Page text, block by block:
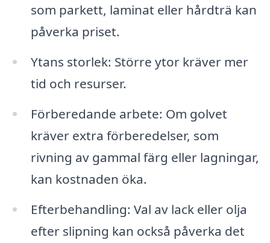
som parkett, laminat eller hårdträ kan
påverka priset.
Ytans storlek: Större ytor kräver mer
tid och resurser.
Förberedande arbete: Om golvet
kräver extra förberedelser, som
rivning av gammal färg eller lagningar,
kan kostnaden öka.
Efterbehandling: Val av lack eller olja
efter slipning kan också påverka det